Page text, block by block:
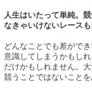
人生はいたって単純。
なきゃいけないレース
どんなことでも差がで
意識してしまうかもし
だけかもしれません。
競うことではないこと